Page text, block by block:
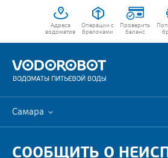
Адреса
водоматов
Операции с
брелоками
Проверить
баланс
Самара
СООБЩИТЬ О